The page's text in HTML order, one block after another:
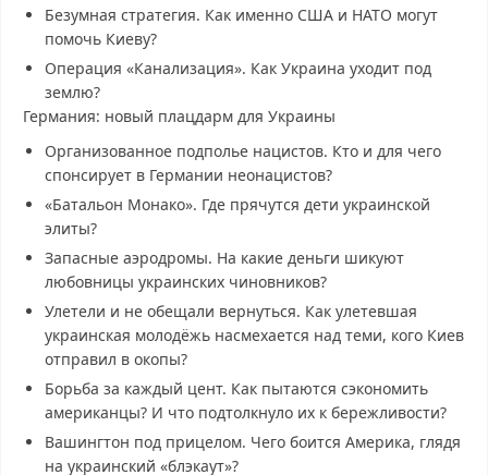
Безумная стратегия. Как именно США и НАТО могут
помочь Киеву?
Операция «Канализация». Как Украина уходит под
землю?
Германия: новый плацдарм для Украины
Организованное подполье нацистов. Кто и для чего
спонсирует в Германии неонацистов?
«Батальон Монако». Где прячутся дети украинской
элиты?
Запасные аэродромы. На какие деньги шикуют
любовницы украинских чиновников?
Улетели и не обещали вернуться. Как улетевшая
украинская молодёжь насмехается над теми, кого Киев
отправил в окопы?
Борьба за каждый цент. Как пытаются сэкономить
американцы? И что подтолкнуло их к бережливости?
Вашингтон под прицелом. Чего боится Америка, глядя
на украинский «блэкаут»?